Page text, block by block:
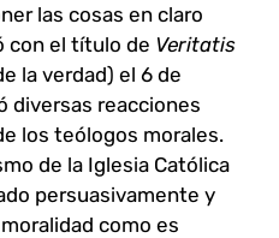
las cosas en claro
con el título de Veritatis
la verdad) el 6 de
diversas reacciones
los teólogos morales.
de la Iglesia Católica
persuasivamente y
como es